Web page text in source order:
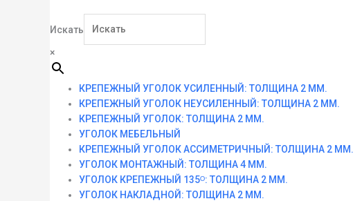
Искать
×
КРЕПЕЖНЫЙ УГОЛОК УСИЛЕННЫЙ: ТОЛЩИНА 2 ММ.
КРЕПЕЖНЫЙ УГОЛОК НЕУСИЛЕННЫЙ: ТОЛЩИНА 2 ММ.
КРЕПЕЖНЫЙ УГОЛОК: ТОЛЩИНА 2 ММ.
УГОЛОК МЕБЕЛЬНЫЙ
КРЕПЕЖНЫЙ УГОЛОК АССИМЕТРИЧНЫЙ: ТОЛЩИНА 2 ММ.
УГОЛОК МОНТАЖНЫЙ: ТОЛЩИНА 4 ММ.
УГОЛОК КРЕПЕЖНЫЙ 135ᴼ: ТОЛЩИНА 2 ММ.
УГОЛОК НАКЛАДНОЙ: ТОЛЩИНА 2 ММ.